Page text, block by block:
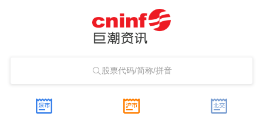
股票代码/简称/拼音